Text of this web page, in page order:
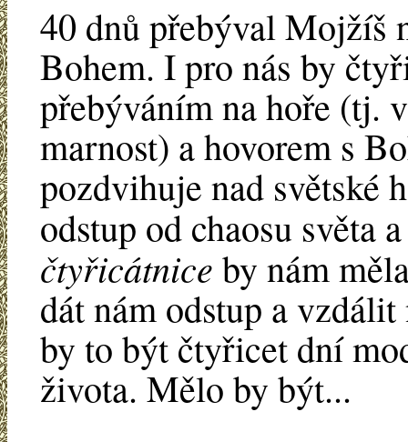
40 dnů přebýval Mojžíš
Bohem. I pro nás by
přebýváním na hoře (tj.
marnost) a hovorem s
pozdvihuje nad světské
odstup od chaosu světa
čtyřicátnice by nám
dát nám odstup a
by to být čtyřicet dní
života. Mělo by být...